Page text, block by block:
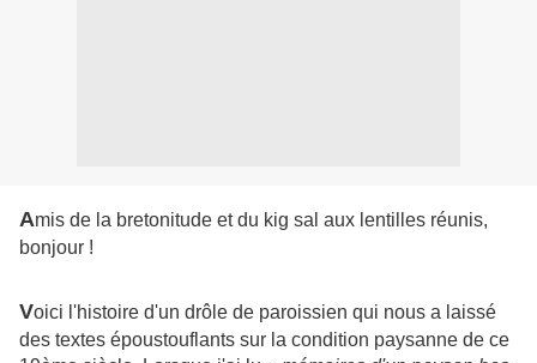
Amis de la bretonitude et du kig sal aux lentilles réunis,
bonjour !
Voici l'histoire d'un drôle de paroissien qui nous a laissé
des textes époustouflants sur la condition paysanne de ce